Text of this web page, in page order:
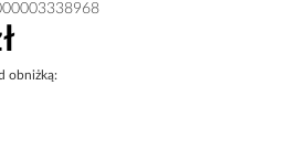
obniżką: